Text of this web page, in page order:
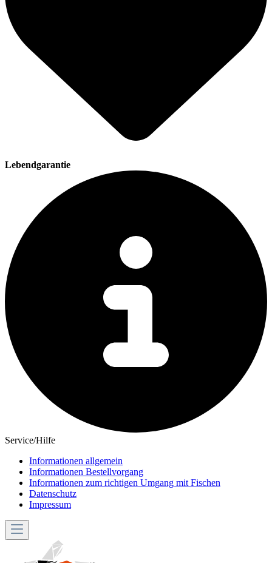
Lebendgarantie
Service/Hilfe
Informationen allgemein
Informationen Bestellvorgang
Informationen zum richtigen Umgang mit Fischen
Datenschutz
Impressum